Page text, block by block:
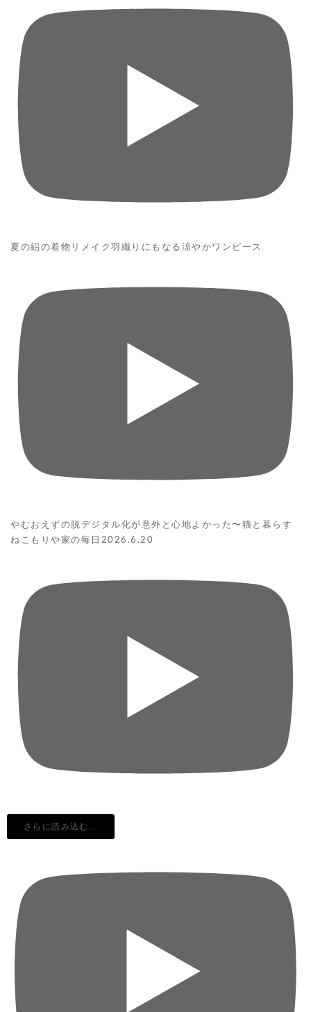
夏の絽の着物リメイク羽織りにもなる涼やかワンピース
やむおえずの脱デジタル化が意外と心地よかった〜猫と暮らす
ねこもりや家の毎日2026.6.20
さらに読み込む...